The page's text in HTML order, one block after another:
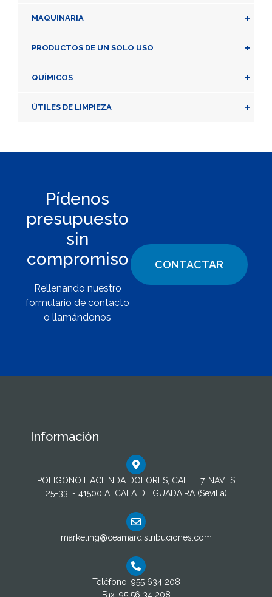
+
MAQUINARIA
+
PRODUCTOS DE UN SOLO USO
+
QUÍMICOS
+
ÚTILES DE LIMPIEZA
Pídenos
presupuesto
sin
compromiso
Rellenando nuestro
formulario de contacto
o llamándonos
CONTACTAR
Información
POLIGONO HACIENDA DOLORES, CALLE 7, NAVES
25-33, - 41500 ALCALA DE GUADAIRA (Sevilla)
marketing@ceamardistribuciones.com
Teléfono: 955 634 208
Fax: 95 56 34 208